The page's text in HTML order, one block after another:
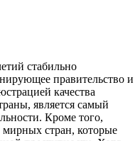
стабильно
правительство и
качества
является самый
Кроме того,
стран, которые